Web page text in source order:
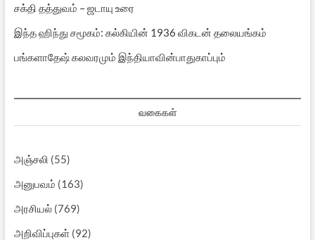
சக்தி தத்துவம் – ஜடாயு உரை
இந்த ஹிந்து சமூகம்: கல்கியின் 1936 விகடன் தலையங்கம்
பங்களாதேஷ் கலவரமும் இந்தியாவின்பாதுகாப்பும்
வகைகள்
அஞ்சலி (55)
அனுபவம் (163)
அரசியல்(769)
அறிவிப்புகள்(92)